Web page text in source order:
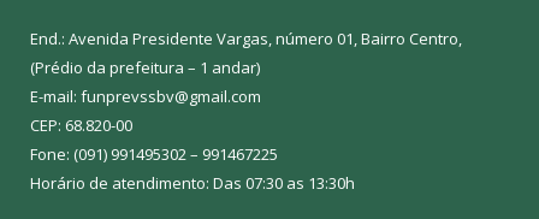
End.: Avenida Presidente Vargas, número 01, Bairro Centro,
(Prédio da prefeitura – 1 andar)
E-mail: funprevssbv@gmail.com
CEP: 68.820-00
Fone: (091) 991495302 – 991467225
Horário de atendimento: Das 07:30 as 13:30h